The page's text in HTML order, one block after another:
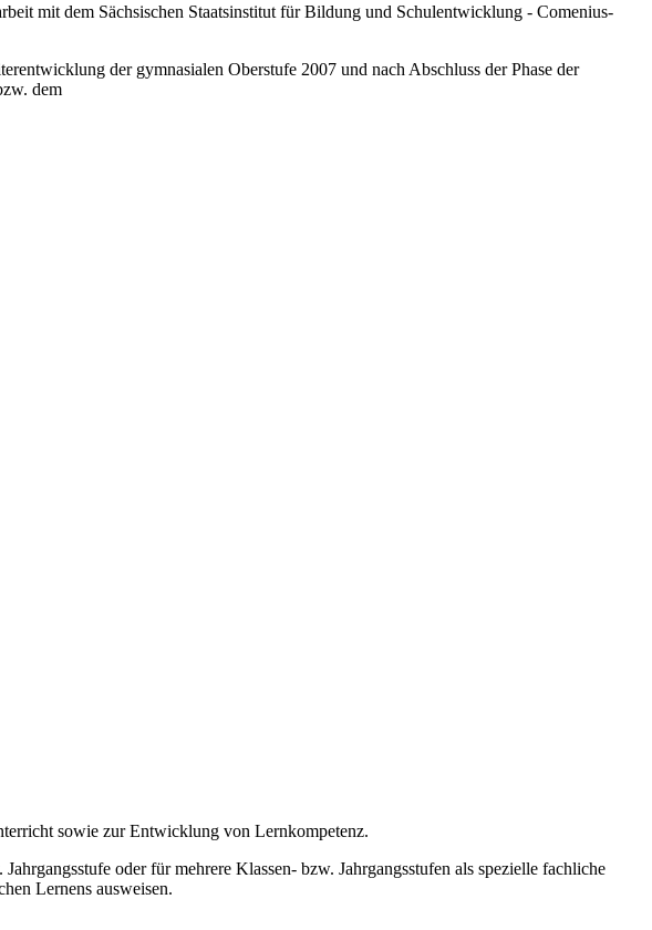
mit dem Sächsischen Staatsinstitut für Bildung und Schulentwicklung - Comenius-
der gymnasialen Oberstufe 2007 und nach Abschluss der Phase der
dem
sowie zur Entwicklung von Lernkompetenz.
oder für mehrere Klassen- bzw. Jahrgangsstufen als spezielle fachliche
Lernens ausweisen.